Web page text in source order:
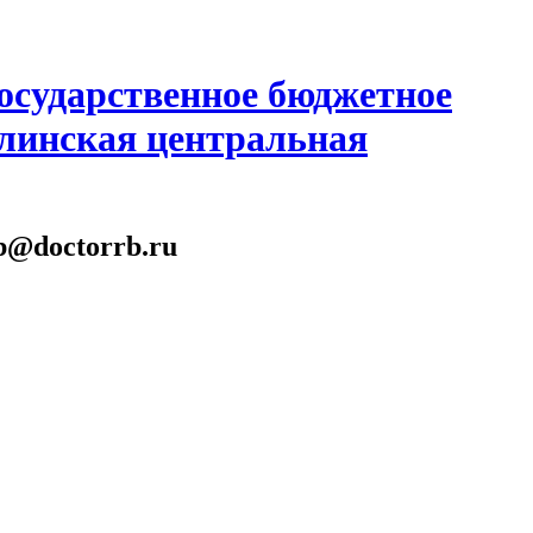
бюджетное
центральная